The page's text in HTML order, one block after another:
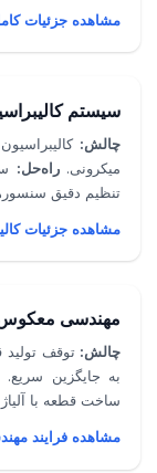
مشاهده جزئیات
سیستم
چالش:
میکرونی.راه‌حل:
تنظیم دقیق
مشاهده جزئیات
مهندسی معکوس
چالش: توقف تولید
به جایگزین سریع.
ساخت قطعه با
مشاهده فرایند